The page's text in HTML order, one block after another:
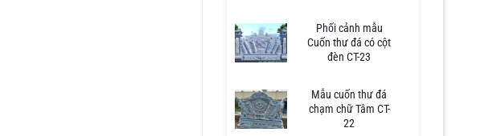
Phối cảnh mẫu
Cuốn thư đá có cột
đèn CT-23
Mẫu cuốn thư đá
chạm chữ Tâm CT-
22